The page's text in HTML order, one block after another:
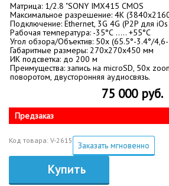
Матрица: 1/2.8 "SONY IMX415 CMOS
Максимальное разрешение: 4K
Подключение: Ethernet, 3G 4G (P2P для
Рабочая температура: -35°С ….. +55°С
Угол обзора/Объектив: 50x (65.5°-3.4°/
Габаритные размеры: 270х270х450 мм
ИК подсветка: до 200 м
Преимущества: запись на microSD, 50х
поворотом, двусторонняя аудиосвязь.
75 000 руб.
Предзаказ
Код товара: V-2615 Заказать мгновенно
Купить